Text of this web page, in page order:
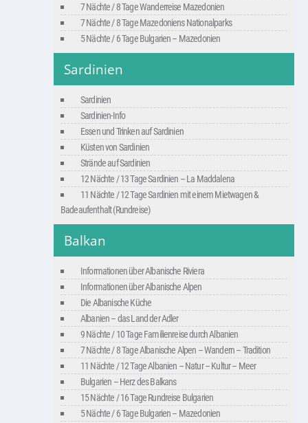
7 Nächte / 8 Tage Wanderreise Mazedonien
7 Nächte / 8 Tage Mazedoniens Nationalparks
5 Nächte / 6 Tage Bulgarien – Mazedonien
Sardinien
Sardinien
Sardinien-Info
Essen und Trinken auf Sardinien
Küsten von Sardinien
Strände auf Sardinien
12 Nächte / 13 Tage Sardinien – La Maddalena
11 Nächte / 12 Tage Sardinien mit einem Mietwagen &
Badeaufenthalt (Rundreise)
Balkan
Informationen über Albanische Riviera
Informationen über Albanische Alpen
Die Albanische Küche
Albanien – das Land der Adler
9 Nächte / 10 Tage Familienreise durch Albanien
7 Nächte / 8 Tage Albanische Alpen – Wandern – Tradition
11 Nächte / 12 Tage Albanien – Natur – Kultur – Meer
Bulgarien – Herz des Balkans
15 Nächte / 16 Tage Rundreise Bulgarien
5 Nächte / 6 Tage Bulgarien – Mazedonien